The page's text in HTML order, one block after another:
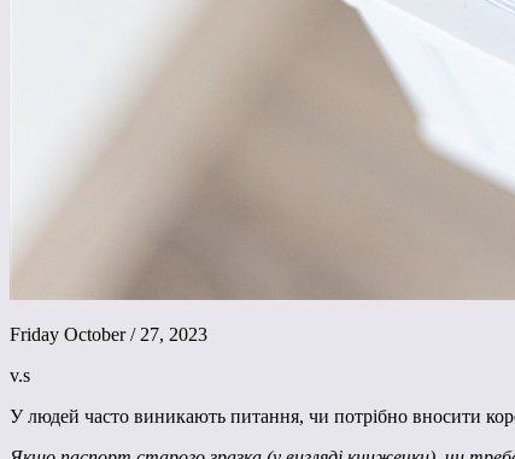
Friday October / 27, 2023
v.s
У людей часто виникають питання, чи потрібно вносити